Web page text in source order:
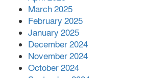
March 2025
February 2025
January 2025
December 2024
November 2024
October 2024